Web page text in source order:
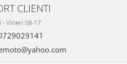
CLIENTI
- Vineri 08-17